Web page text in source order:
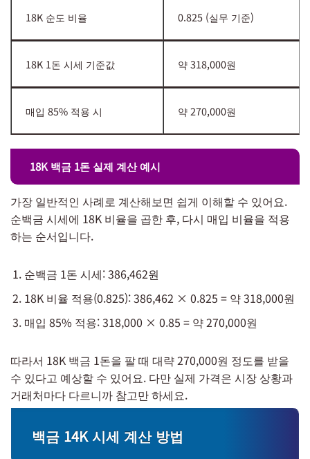
18K 순도 비율 0.825 (실무 기준)
18K 1돈 시세 기준값 약 318,000원
매입 85% 적용 시 약 270,000원
18K 백금 1돈 실제 계산 예시
가장 일반적인 사례로 계산해보면 쉽게 이해할 수 있어요.
순백금 시세에 18K 비율을 곱한 후, 다시 매입 비율을 적용
하는 순서입니다.
순백금 1돈 시세: 386,462원
18K 비율 적용(0.825): 386,462 × 0.825 = 약 318,000원
매입 85% 적용: 318,000 × 0.85 = 약 270,000원
따라서 18K 백금 1돈을 팔 때 대략 270,000원 정도를 받을
수 있다고 예상할 수 있어요. 다만 실제 가격은 시장 상황과
거래처마다 다르니까 참고만 하세요.
백금 14K 시세 계산 방법